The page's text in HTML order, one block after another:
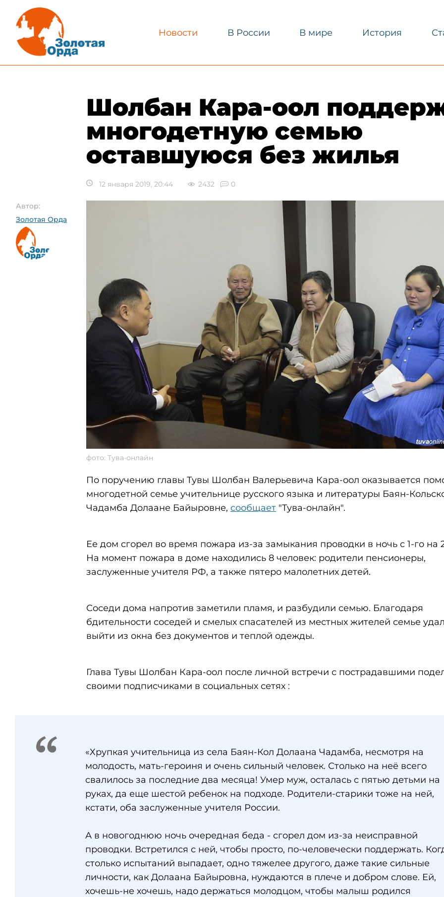
Новости В России В мире История
Шолбан Кара-оол
многодетную семью
оставшуюся без жилья
12 января 2019, 20:44 2432 0
Автор:
Золотая Орда
фото: Тува-онлайн
По поручению главы Тувы Шолбан Валерьевича Кара-оол оказывается
многодетной семье учительнице русского языка и литературы Баян-
Чадамба Долаане Байыровне, сообщает "Тува-онлайн".
Ее дом сгорел во время пожара из-за замыкания проводки в ночь с 1-го на
На момент пожара в доме находились 8 человек: родители пенсионеры,
заслуженные учителя РФ, а также пятеро малолетних детей.
Соседи дома напротив заметили пламя, и разбудили семью. Благодаря
бдительности соседей и смелых спасателей из местных жителей семье
выйти из окна без документов и теплой одежды.
Глава Тувы Шолбан Кара-оол после личной встречи с пострадавшими
своими подписчиками в социальных сетях :
«Хрупкая учительница из села Баян-Кол Долаана Чадамба, несмотря на
молодость, мать-героиня и очень сильный человек. Столько на неё всего
свалилось за последние два месяца! Умер муж, осталась с пятью детьми на
руках, да еще шестой ребенок на подходе. Родители-старики тоже на ней,
кстати, оба заслуженные учителя России.
А в новогоднюю ночь очередная беда - сгорел дом из-за неисправной
проводки. Встретился с ней, чтобы просто, по-человечески поддержать.
столько испытаний выпадает, одно тяжелее другого, даже такие сильные
личности, как Долаана Байыровна, нуждаются в плече и добром слове. Ей,
хочешь-не хочешь, надо держаться молодцом, чтобы малыш родился